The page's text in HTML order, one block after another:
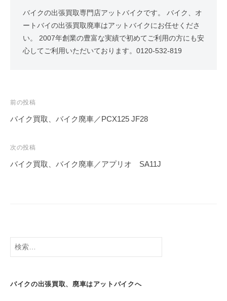
バイクの出張買取専門店アットバイクです。 バイク、オ
ートバイの出張買取廃車はアットバイクにお任せくださ
い。 2007年創業の豊富な実績で初めてご利用の方にも安
心してご利用いただいております。0120-532-819
前の投稿
バイク買取、バイク廃車／PCX125 JF28
次の投稿
バイク買取、バイク廃車／アプリオ SA11J
バイクの出張買取、廃車はアットバイクへ